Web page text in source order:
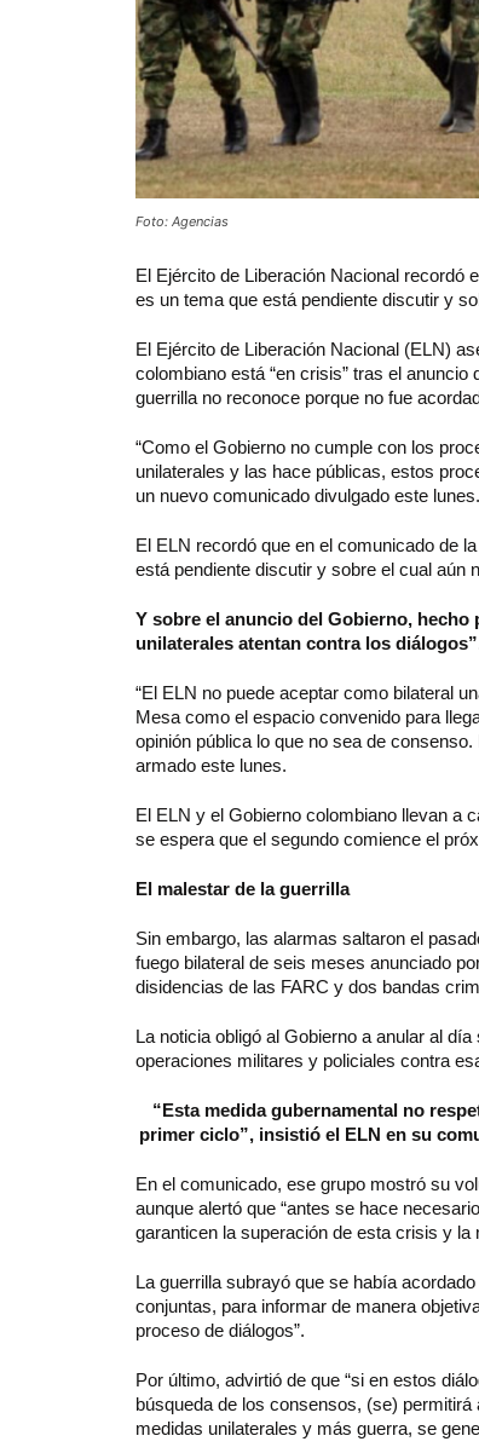
Foto: Agencias
El Ejército de Liberación Nacional recordó
es un tema que está pendiente discutir y
El Ejército de Liberación Nacional (ELN)
colombiano está “en crisis” tras el
guerrilla no reconoce porque no fue
“Como el Gobierno no cumple con los
unilaterales y las hace públicas, estos
un nuevo comunicado divulgado este lunes.
El ELN recordó que en el comunicado de
está pendiente discutir y sobre el cual aún
Y sobre el anuncio del Gobierno,
unilaterales atentan contra los
“El ELN no puede aceptar como bilateral
Mesa como el espacio convenido para
opinión pública lo que no sea de
armado este lunes.
El ELN y el Gobierno colombiano llevan a
se espera que el segundo comience el
El malestar de la guerrilla
Sin embargo, las alarmas saltaron el
fuego bilateral de seis meses anunciado
disidencias de las FARC y dos bandas
La noticia obligó al Gobierno a anular al
operaciones militares y policiales contra
“Esta medida gubernamental no
primer ciclo”, insistió el ELN en su
En el comunicado, ese grupo mostró su
aunque alertó que “antes se hace
garanticen la superación de esta crisis y
La guerrilla subrayó que se había
conjuntas, para informar de manera
proceso de diálogos”.
Por último, advirtió de que “si en estos
búsqueda de los consensos, (se)
medidas unilaterales y más guerra, se